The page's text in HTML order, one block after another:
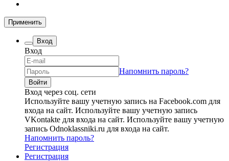
Применить
Вход
Вход
Напомнить пароль?
Вход через соц. сети
Используйте вашу учетную запись на Facebook.com для
входа на сайт. Используйте вашу учетную запись
VKontakte для входа на сайт. Используйте вашу учетную
запись Odnoklassniki.ru для входа на сайт.
Напомнить пароль?
Регистрация
Регистрация